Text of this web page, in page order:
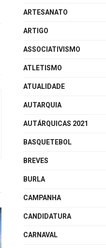
ARTESANATO
ARTIGO
ASSOCIATIVISMO
ATLETISMO
ATUALIDADE
AUTARQUIA
AUTÁRQUICAS 2021
BASQUETEBOL
BREVES
BURLA
CAMPANHA
CANDIDATURA
CARNAVAL